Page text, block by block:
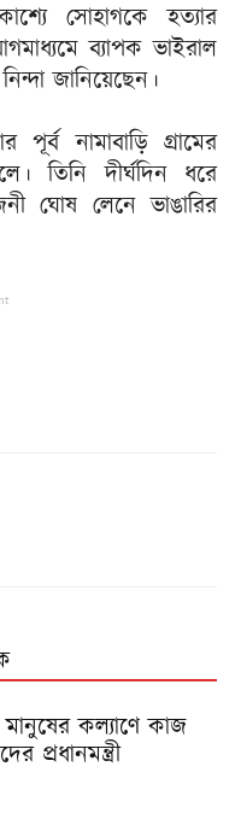
সোহাগকে হত্যার
ব্যাপক ভাইরাল
জানিয়েছেন।
পূর্ব নামাবাড়ি গ্রামের
তিনি দীর্ঘদিন ধরে
ঘোষ লেনে ভাঙারির
কল্যাণে কাজ